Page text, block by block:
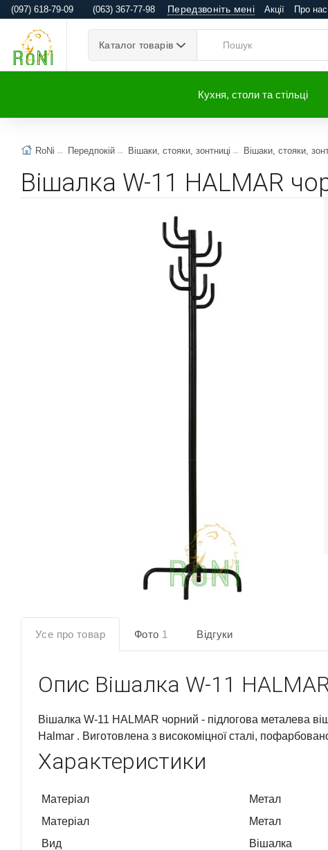
(097) 618-79-09 (063) 367-77-98 Передзвоніть мені Акції Про нас
Каталог товарів
Кухня, столи та стільці
RoNi Передпокій Вішаки, стояки, зонтниці Вішаки, стояки,
Вішалка W-11 HALMAR
Усе про товар Фото 1 Відгуки
Опис Вішалка W-11
Вішалка W-11 HALMAR чорний - підлогова металева
Halmar . Виготовлена з високоміцної сталі,
Характеристики
Матеріал
Метал
Матеріал
Метал
Вид
Вішалка